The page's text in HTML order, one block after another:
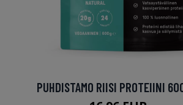
PUHDISTAMO RIISI PROTEIINI